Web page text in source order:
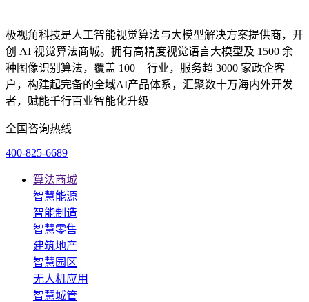
极视角科技是人工智能视觉算法与大模型解决方案提供商，开
创 AI 视觉算法商城。拥有高精度视觉语言大模型及 1500 余
种图像识别算法，覆盖 100 + 行业，服务超 3000 家政企客
户，构建起完备的全域AI产品体系，汇聚数十万海内外开发
者，赋能千行百业智能化升级
全国咨询热线
400-825-6689
算法商城
智慧能源
智能制造
智慧零售
建筑地产
智慧园区
无人机应用
智慧城管